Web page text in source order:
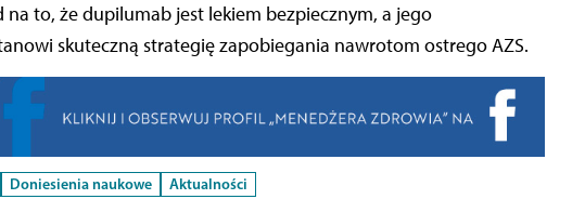
to, że dupilumab jest lekiem bezpiecznym, a jego
skuteczną strategię zapobiegania nawrotom ostrego AZS.
Doniesienia naukowe
Aktualności